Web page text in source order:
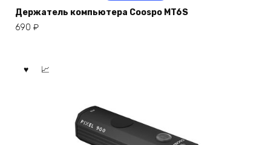
Держатель компьютера Coospo MT6S
690 ₽